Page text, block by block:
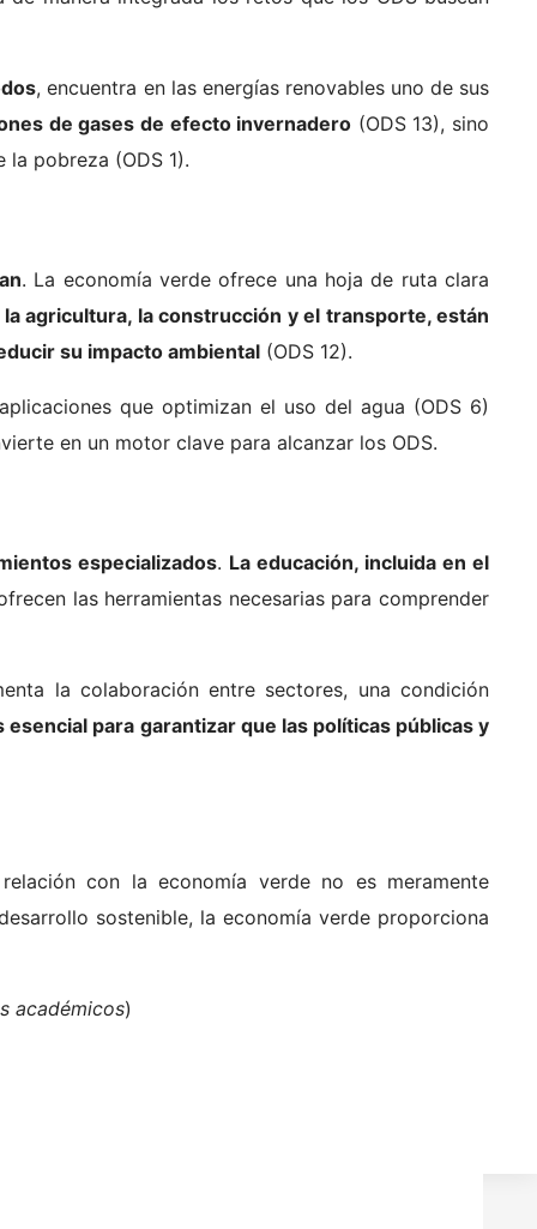
, encuentra en las energías renovables uno de sus
de gases de efecto invernadero (ODS 13), sino
pobreza (ODS 1).
. La economía verde ofrece una hoja de ruta clara
agricultura, la construcción y el transporte, están
su impacto ambiental (ODS 12).
que optimizan el uso del agua (ODS 6)
en un motor clave para alcanzar los ODS.
especializados. La educación, incluida en el
las herramientas necesarias para comprender
la colaboración entre sectores, una condición
para garantizar que las políticas públicas y
con la economía verde no es meramente
sostenible, la economía verde proporciona
académicos)